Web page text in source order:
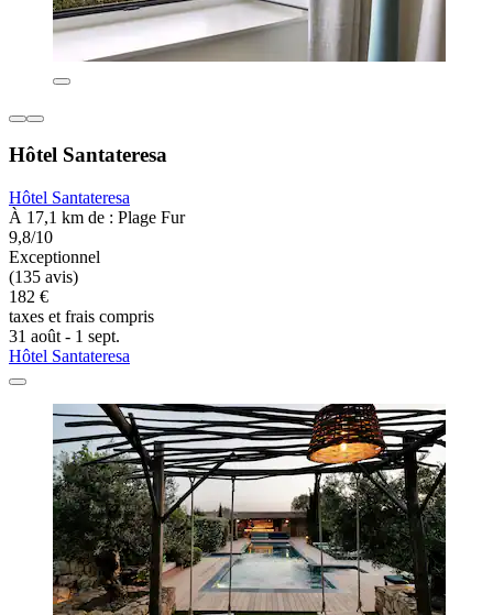
Hôtel Santateresa
Hôtel Santateresa
À 17,1 km de : Plage Fur
9,8/10
Exceptionnel
(135 avis)
182 €
taxes et frais compris
31 août - 1 sept.
Hôtel Santateresa